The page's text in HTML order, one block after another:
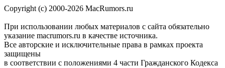
Copyright (c) 2000-2026 MacRumors.ru
При использовании любых материалов с сайта обязательно
указание macrumors.ru в качестве источника.
Все авторские и исключительные права в рамках проекта
защищены
в соответствии с положениями 4 части Гражданского Кодекса